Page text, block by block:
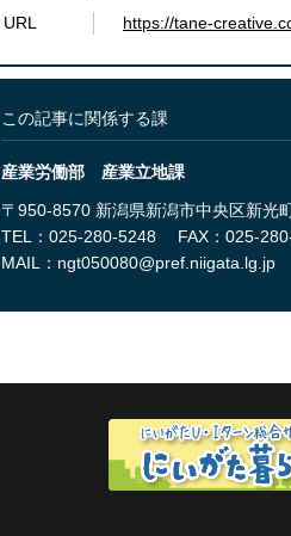
URL https://tane-
この記事に関係する課
産業労働部 産業立地課
〒950-8570 新潟県新潟市中央区新
TEL：025-280-5248
FAX：025-
MAIL： ngt050080@pref.niigata.lg.jp